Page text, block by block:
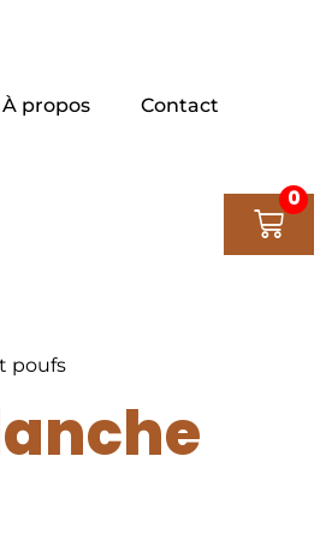
À propos Contact
0
poufs